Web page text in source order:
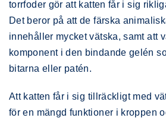
torrfoder gör att katten får i sig
Det beror på att de färska
innehåller mycket vätska, samt att
komponent i den bindande gelén
bitarna eller patén.
Att katten får i sig tillräckligt med
för en mängd funktioner i kroppen